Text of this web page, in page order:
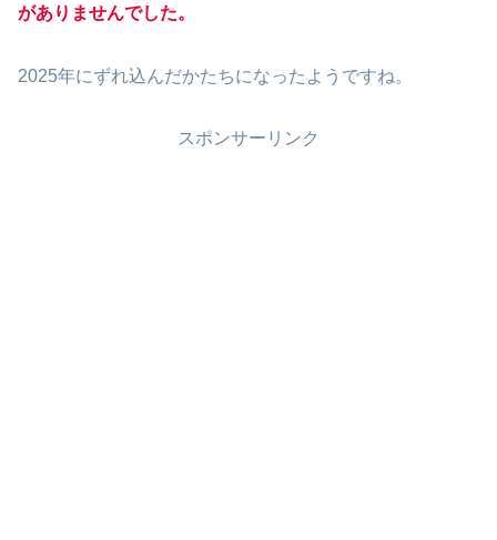
がありませんでした。
2025年にずれ込んだかたちになったようですね。
スポンサーリンク